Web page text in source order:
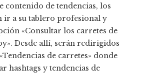
contenido de tendencias, los
ir a su tablero profesional y
«Consultar los carretes de
Desde allí, serán redirigidos
de carretes» donde
hashtags y tendencias de